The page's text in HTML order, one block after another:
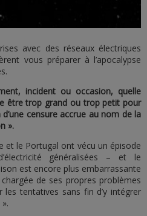
avec des réseaux électriques
vous préparer à l’apocalypse
incident ou occasion, quelle
être trop grand ou trop petit pour
censure accrue au nom de la
».
et le Portugal ont vécu un épisode
généralisées – et le
est encore plus embarrassante
de ses propres problèmes
les tentatives sans fin d’y intégrer